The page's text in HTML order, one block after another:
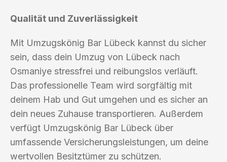
Qualität und Zuverlässigkeit
Mit Umzugskönig Bar Lübeck kannst du sicher
sein, dass dein Umzug von Lübeck nach
Osmaniye stressfrei und reibungslos verläuft.
Das professionelle Team wird sorgfältig mit
deinem Hab und Gut umgehen und es sicher an
dein neues Zuhause transportieren. Außerdem
verfügt Umzugskönig Bar Lübeck über
umfassende Versicherungsleistungen, um deine
wertvollen Besitztümer zu schützen.